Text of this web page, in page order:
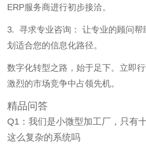
ERP服务商进行初步接洽。
3. 寻求专业咨询： 让专业的顾问帮
划适合您的信息化路径。
数字化转型之路，始于足下。立即
激烈的市场竞争中占领先机。
精品问答
Q1：我们是小微型加工厂，只有
这么复杂的系统吗